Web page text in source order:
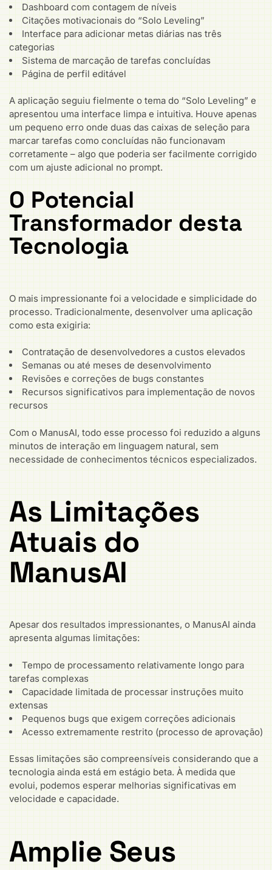
Dashboard com contagem de níveis
Citações motivacionais do “Solo Leveling”
Interface para adicionar metas diárias nas três
categorias
Sistema de marcação de tarefas concluídas
Página de perfil editável
A aplicação seguiu fielmente o tema do “Solo Leveling” e
apresentou uma interface limpa e intuitiva. Houve apenas
um pequeno erro onde duas das caixas de seleção para
marcar tarefas como concluídas não funcionavam
corretamente – algo que poderia ser facilmente corrigido
com um ajuste adicional no prompt.
O Potencial
Transformador desta
Tecnologia
O mais impressionante foi a velocidade e simplicidade do
processo. Tradicionalmente, desenvolver uma aplicação
como esta exigiria:
Contratação de desenvolvedores a custos elevados
Semanas ou até meses de desenvolvimento
Revisões e correções de bugs constantes
Recursos significativos para implementação de novos
recursos
Com o ManusAI, todo esse processo foi reduzido a alguns
minutos de interação em linguagem natural, sem
necessidade de conhecimentos técnicos especializados.
As Limitações
Atuais do
ManusAI
Apesar dos resultados impressionantes, o ManusAI ainda
apresenta algumas limitações:
Tempo de processamento relativamente longo para
tarefas complexas
Capacidade limitada de processar instruções muito
extensas
Pequenos bugs que exigem correções adicionais
Acesso extremamente restrito (processo de aprovação)
Essas limitações são compreensíveis considerando que a
tecnologia ainda está em estágio beta. À medida que
evolui, podemos esperar melhorias significativas em
velocidade e capacidade.
Amplie Seus